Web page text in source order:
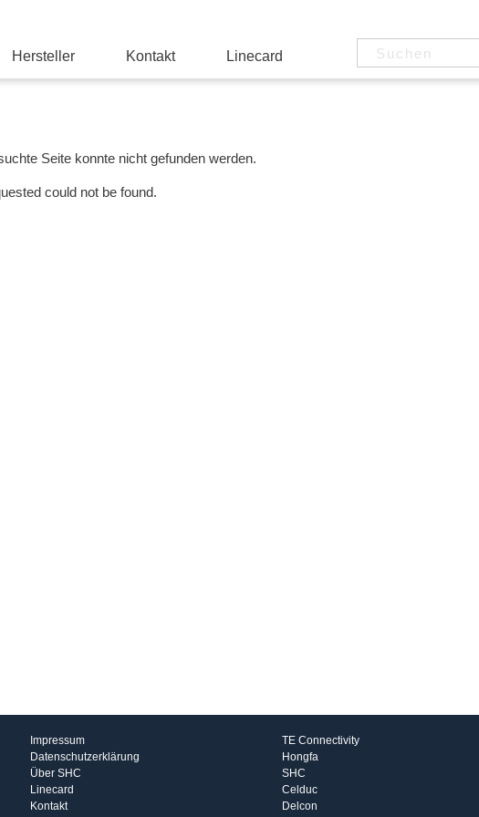
Hersteller Kontakt Linecard
Seite konnte nicht gefunden werden.
could not be found.
Impressum
Datenschutzerklärung
Über SHC
Linecard
Kontakt
TE Connectivity
Hongfa
SHC
Celduc
Delcon